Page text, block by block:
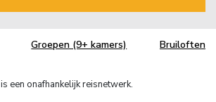
Groepen (9+ kamers) Bruiloften
is een onafhankelijk reisnetwerk.